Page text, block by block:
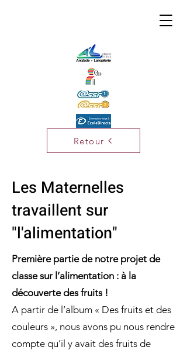
Retour
Les Maternelles
travaillent sur
"l'alimentation"
Première partie de notre projet de
classe sur l’alimentation : à la
découverte des fruits !
A partir de l’album « Des fruits et des
couleurs », nous avons pu nous rendre
compte qu’il y avait des fruits de